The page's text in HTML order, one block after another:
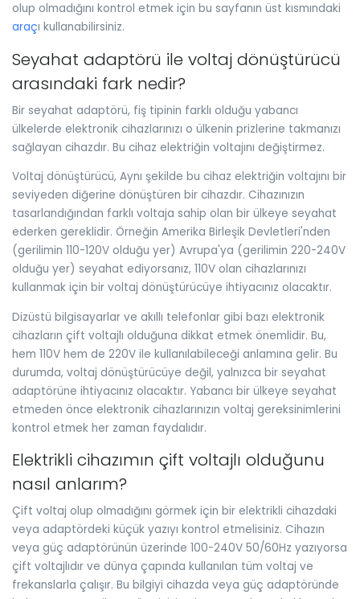
olup olmadığını kontrol etmek için bu sayfanın üst kısmındaki
araçı kullanabilirsiniz.
Seyahat adaptörü ile voltaj dönüştürücü
arasındaki fark nedir?
Bir seyahat adaptörü, fiş tipinin farklı olduğu yabancı
ülkelerde elektronik cihazlarınızı o ülkenin prizlerine takmanızı
sağlayan cihazdır. Bu cihaz elektriğin voltajını değiştirmez.
Voltaj dönüştürücü, Aynı şekilde bu cihaz elektriğin voltajını bir
seviyeden diğerine dönüştüren bir cihazdır. Cihazınızın
tasarlandığından farklı voltaja sahip olan bir ülkeye seyahat
ederken gereklidir. Örneğin Amerika Birleşik Devletleri'nden
(gerilimin 110-120V olduğu yer) Avrupa'ya (gerilimin 220-240V
olduğu yer) seyahat ediyorsanız, 110V olan cihazlarınızı
kullanmak için bir voltaj dönüştürücüye ihtiyacınız olacaktır.
Dizüstü bilgisayarlar ve akıllı telefonlar gibi bazı elektronik
cihazların çift voltajlı olduğuna dikkat etmek önemlidir. Bu,
hem 110V hem de 220V ile kullanılabileceği anlamına gelir. Bu
durumda, voltaj dönüştürücüye değil, yalnızca bir seyahat
adaptörüne ihtiyacınız olacaktır. Yabancı bir ülkeye seyahat
etmeden önce elektronik cihazlarınızın voltaj gereksinimlerini
kontrol etmek her zaman faydalıdır.
Elektrikli cihazımın çift voltajlı olduğunu
nasıl anlarım?
Çift voltaj olup olmadığını görmek için bir elektrikli cihazdaki
veya adaptördeki küçük yazıyı kontrol etmelisiniz. Cihazın
veya güç adaptörünün üzerinde 100-240V 50/60Hz yazıyorsa
çift voltajlıdır ve dünya çapında kullanılan tüm voltaj ve
frekanslarla çalışır. Bu bilgiyi cihazda veya güç adaptöründe